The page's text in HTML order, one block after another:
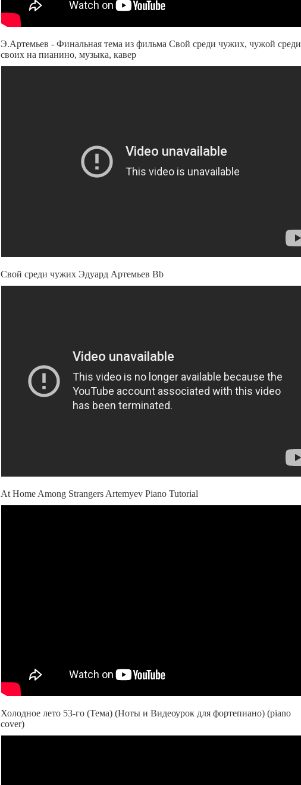
Э.Артемьев - Финальная тема из фильма Свой среди чужих, чужой среди
своих на пианино, музыка, кавер
Свой среди чужих Эдуард Артемьев Bb
At Home Among Strangers Artemyev Piano Tutorial
Холодное лето 53-го (Тема) (Ноты и Видеоурок для фортепиано) (piano
cover)